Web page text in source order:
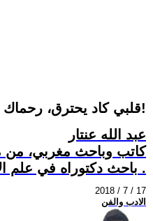
قلبي كاد يحترق، رحماك يا فينوس!
عبد الله عنتار
باحث دكتوراه في علم الاجتماع .
2018 / 7 / 17
الادب والفن